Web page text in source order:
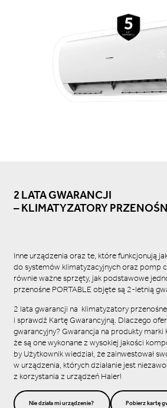
2 LATA GWARANCJI
– KLIMATYZATORY
Inne urządzenia oraz te, które funkcjonują
do systemów klimatyzacyjnych oraz pomp
równie ważne sprzęty, jak podstawowe
przenośne PORTABLE objęte są 2-letnią
2 lata gwarancji na klimatyzatory
i sprawdź Kartę Gwarancyjną. Dlaczego
gwarancyjny? Gwarancja na produkty marki
że są one wykonane z wysokiej jakości
by Użytkownik wiedział, że zainwestował
w urządzenia, których działanie jest
z korzystania z urządzeń Haier!
Nie działa mi urządzenie? Pobierz kartę